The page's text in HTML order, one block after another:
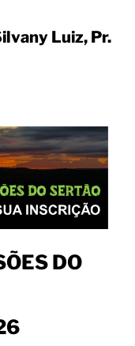
Luiz, Pr.
DO